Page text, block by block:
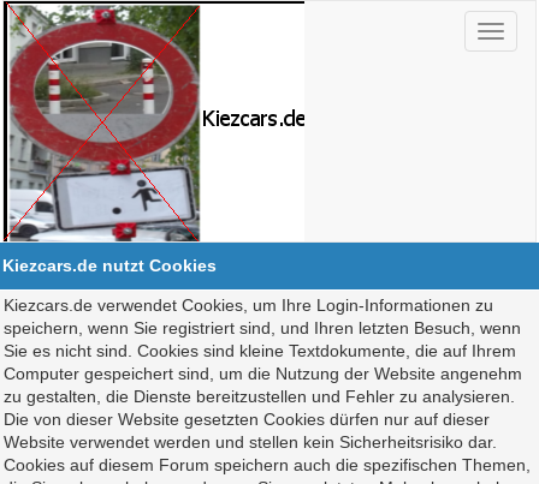
Kiezcars.de nutzt Cookies
Kiezcars.de verwendet Cookies, um Ihre Login-Informationen zu
speichern, wenn Sie registriert sind, und Ihren letzten Besuch, wenn
Sie es nicht sind. Cookies sind kleine Textdokumente, die auf Ihrem
Computer gespeichert sind, um die Nutzung der Website angenehm
zu gestalten, die Dienste bereitzustellen und Fehler zu analysieren.
Die von dieser Website gesetzten Cookies dürfen nur auf dieser
Website verwendet werden und stellen kein Sicherheitsrisiko dar.
Cookies auf diesem Forum speichern auch die spezifischen Themen,